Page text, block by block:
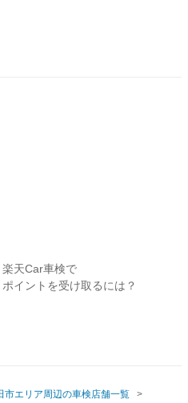
楽天Car車検で
ポイントを受け取るには？
市エリア周辺の車検店舗一覧